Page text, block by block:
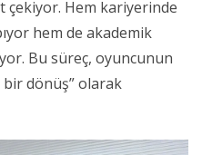
çekiyor. Hem kariyerinde
hem de akademik
Bu süreç, oyuncunun
bir dönüş” olarak